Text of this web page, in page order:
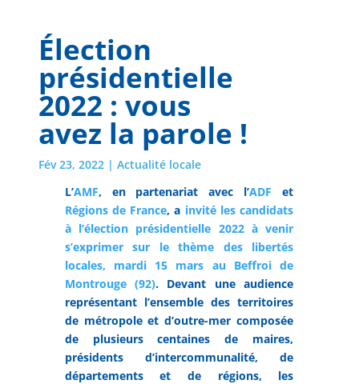
Élection
présidentielle
2022 : vous
avez la parole !
Fév 23, 2022| Actualité locale
L’AMF, en partenariat avec l’ADF et
Régions de France, a invité les candidats
à l’élection présidentielle 2022 à venir
s’exprimer sur le thème des libertés
locales, mardi 15 mars au Beffroi de
Montrouge (92). Devant une audience
représentant l’ensemble des territoires
de métropole et d’outre-mer composée
de plusieurs centaines de maires,
présidents d’intercommunalité, de
départements et de régions, les